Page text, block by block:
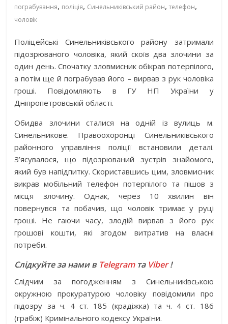
пограбування, поліція, Синельниківський район,телефон,
чоловік
Поліцейські Синельниківського району затримали
підозрюваного чоловіка, який скоїв два злочини за
один день. Спочатку зловмисник обікрав потерпілого,
а потім ще й пограбував його – вирвав з рук чоловіка
гроші. Повідомляють в ГУ НП України у
Дніпропетровській області.
Обидва злочини сталися на одній із вулиць м.
Синельникове. Правоохоронці Синельниківського
районного управління поліції встановили деталі.
З’ясувалося, що підозрюваний зустрів знайомого,
який був напідпитку. Скориставшись цим, зловмисник
викрав мобільний телефон потерпілого та пішов з
місця злочину. Однак, через 10 хвилин він
повернувся та побачив, що чоловік тримає у руці
гроші. Не гаючи часу, злодій вирвав з його рук
грошові кошти, які згодом витратив на власні
потреби.
Слідкуйте за нами в Telegramта Viber!
Слідчим за погодженням з Синельниківською
окружною прокуратурою чоловіку повідомили про
підозру за ч. 4 ст. 185 (крадіжка) та ч. 4 ст. 186
(грабіж) Кримінального кодексу України.